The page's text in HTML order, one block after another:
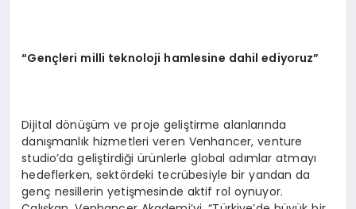
“Gençleri milli teknoloji hamlesine dahil ediyoruz”
Dijital dönüşüm ve proje geliştirme alanlarında
danışmanlık hizmetleri veren Venhancer, venture
studio’da geliştirdiği ürünlerle global adımlar atmayı
hedeflerken, sektördeki tecrübesiyle bir yandan da
genç nesillerin yetişmesinde aktif rol oynuyor.